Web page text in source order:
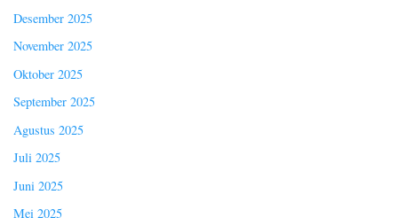
Desember 2025
November 2025
Oktober 2025
September 2025
Agustus 2025
Juli 2025
Juni 2025
Mei 2025